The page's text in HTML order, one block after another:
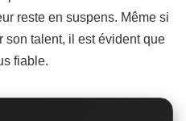
reste en suspens. Même si
son talent, il est évident que
fiable.